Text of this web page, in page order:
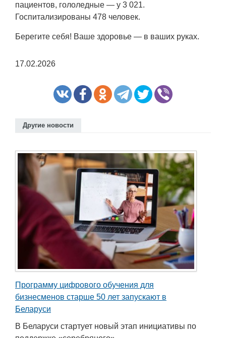
пациентов, гололедные — у 3 021.
Госпитализированы 478 человек.
Берегите себя! Ваше здоровье — в ваших руках.
17.02.2026
Другие новости
Программу цифрового обучения для
бизнесменов старше 50 лет запускают в
Беларуси
В Беларуси стартует новый этап инициативы по